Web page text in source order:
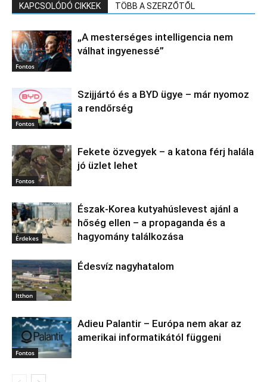
KAPCSOLÓDÓ CIKKEK TÖBB A SZERZŐTŐL
Fontos
„A mesterséges intelligencia nem
válhat ingyenessé”
Fontos
Szijjártó és a BYD ügye – már nyomoz
a rendőrség
Fontos
Fekete özvegyek – a katona férj halála
jó üzlet lehet
Érdekes
Észak‑Korea kutyahúslevest ajánl a
hőség ellen – a propaganda és a
hagyomány találkozása
Itthon
Édesvíz nagyhatalom
Fontos
Adieu Palantir – Európa nem akar az
amerikai informatikától függeni